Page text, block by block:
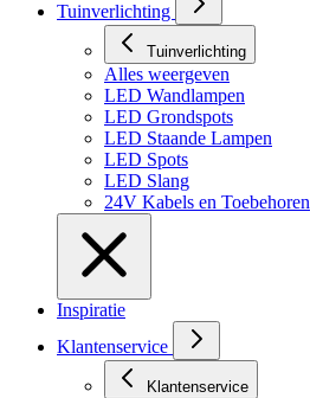
Tuinverlichting
Tuinverlichting
Alles weergeven
LED Wandlampen
LED Grondspots
LED Staande Lampen
LED Spots
LED Slang
24V Kabels en Toebehoren
Inspiratie
Klantenservice
Klantenservice